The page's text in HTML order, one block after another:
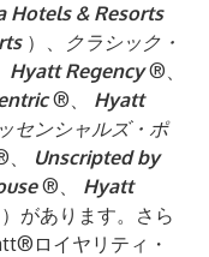
Hotels & Resorts
）、
クラシック・
Hyatt Regency ®、
®、
Hyatt
センシャルズ・ポ
Unscripted by
®、
Hyatt
）があります。さら
ロイヤリティ・